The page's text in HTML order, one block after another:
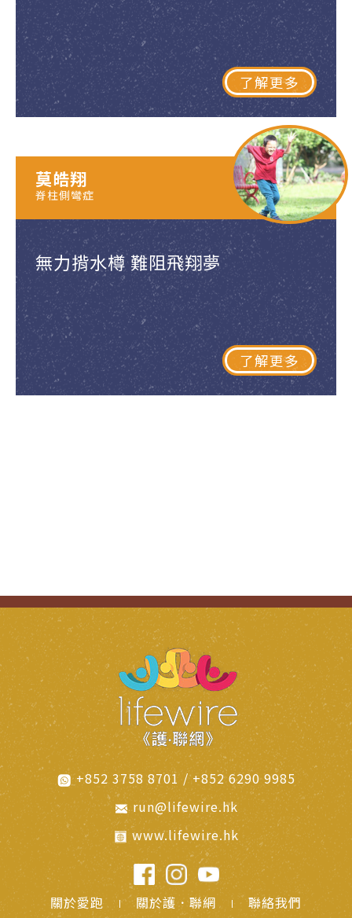
了解更多
無力揹水樽 難阻飛翔夢
了解更多
莫皓翔
脊柱側彎症
+852 3758 8701 / +852 6290 9985
run@lifewire.hk
www.lifewire.hk
關於愛跑 關於護．聯網
聯絡我們